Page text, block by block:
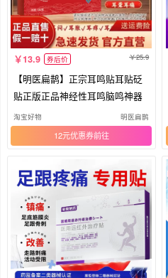
13.9 券后价 25.9
【明医扁鹊】正宗耳鸣贴耳贴砭
贴正版正品神经性耳鸣脑鸣神器
淘宝好物 明医扁鹊
12元优惠券